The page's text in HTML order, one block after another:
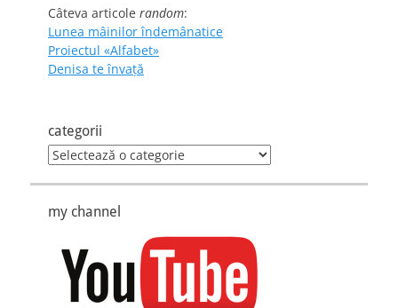
Câteva articole random:
Lunea mâinilor îndemânatice
Proiectul «Alfabet»
Denisa te învaţă
categorii
categorii
my channel